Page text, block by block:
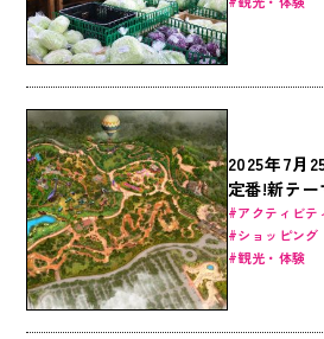
2025年7月
定番!新テー
JUNGLIA（
最新情報
アクティビテ
ショッピング
観光・体験